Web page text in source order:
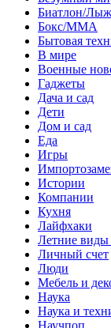
Биатлон/
Бокс/MMA
Бытовая
В мире
Военные
Гаджеты
Дача и сад
Дети
Дом и сад
Еда
Игры
Истории
Компании
Кухня
Лайфхаки
Летние виды
Личный счет
Люди
Мебель и
Наука
Наука и
Научпоп